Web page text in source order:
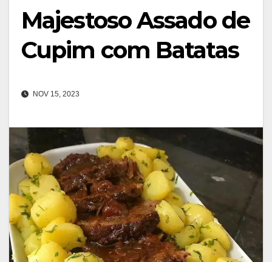
Majestoso Assado de
Cupim com Batatas
NOV 15, 2023